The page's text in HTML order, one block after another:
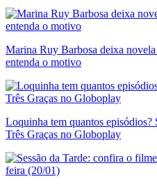
Marina Ruy Barbosa deixa
entenda o motivo
Loquinha tem quantos
Três Graças no Globoplay